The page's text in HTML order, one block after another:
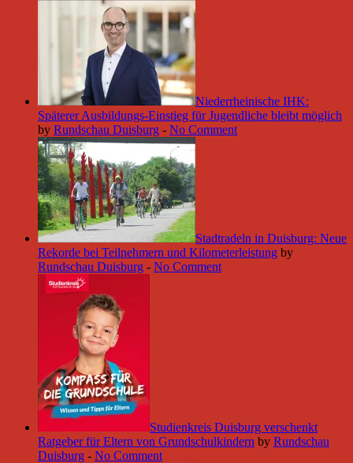
Niederrheinische IHK:
Späterer Ausbildungs-Einstieg für Jugendliche bleibt möglich
by Rundschau Duisburg - No Comment
Stadtradeln in Duisburg: Neue
Rekorde bei Teilnehmern und Kilometerleistung by
Rundschau Duisburg - No Comment
Studienkreis Duisburg verschenkt
Ratgeber für Eltern von Grundschulkindern by Rundschau
Duisburg - No Comment